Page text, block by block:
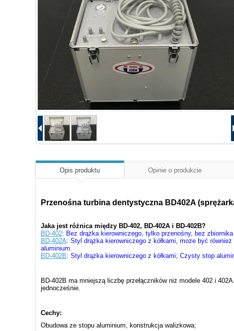
Opis produktu Opinie o produkcie
Przenośna turbina dentystyczna BD402A
Jaka jest różnica między BD-402, BD-402A i BD-402B?
BD-402: Bez drążka kierowniczego, tylko przenośny, bez
BD-402A: Styl drążka kierowniczego z kółkami, może być
aluminium.
BD-402B: Styl drążka kierowniczego z kółkami; Czysty stop
BD-402B ma mniejszą liczbę przełączników niż modele 402 i
jednocześnie.
Cechy:
Obudowa ze stopu aluminium, konstrukcja walizkowa;